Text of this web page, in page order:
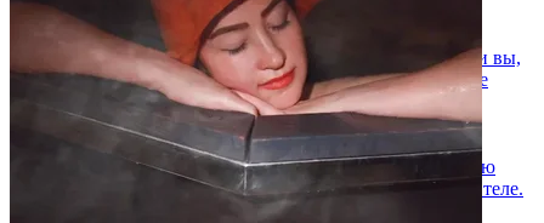
🫧 Пенный массаж
Настоящее облако нежности. Взбиваю ароматную пену и вы,
словно, парите в суфле. Расслабляет и дарит невероятное
тактильное удовольствие от этих ощущений.
🌸 Массаж «Релакс»
Мягкая, глубокая проработка после жара парной. Снимаю
зажимы, убираю усталость, возвращаю лёгкость во всём теле.
Выполняется в комнате отдыха под спокойную музыку.